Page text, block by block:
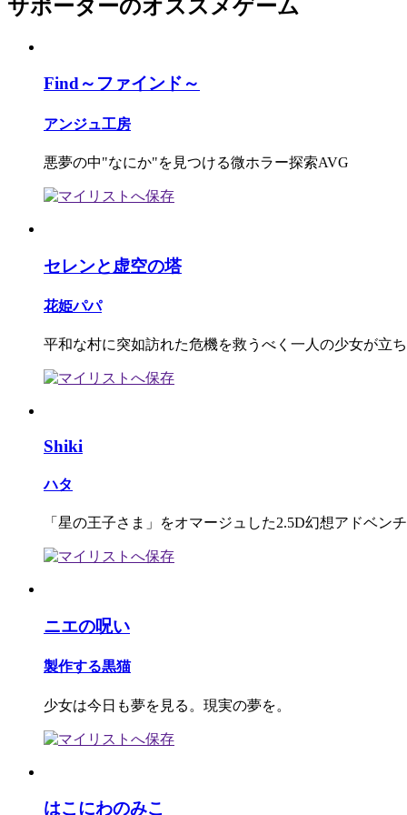
サポーターのオススメゲーム
Find～ファインド～
アンジュ工房
悪夢の中"なにか"を見つける微ホラー探索AVG
セレンと虚空の塔
花姫パパ
平和な村に突如訪れた危機を救うべく一人の少女が立
Shiki
ハタ
「星の王子さま」をオマージュした2.5D幻想アドベン
ニエの呪い
製作する黒猫
少女は今日も夢を見る。現実の夢を。
はこにわのみこ